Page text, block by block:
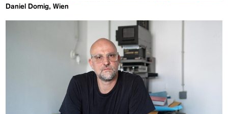
Daniel Domig, Wien